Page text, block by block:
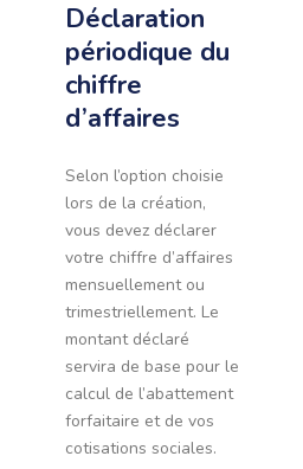
Déclaration
périodique du
chiffre
d’affaires
Selon l’option choisie
lors de la création,
vous devez déclarer
votre chiffre d’affaires
mensuellement ou
trimestriellement. Le
montant déclaré
servira de base pour le
calcul de l’abattement
forfaitaire et de vos
cotisations sociales.